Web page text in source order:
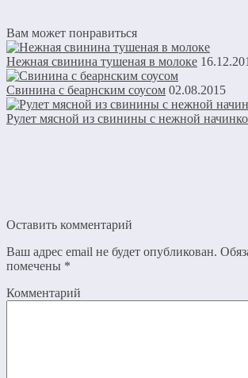
Вам может понравиться
Нежная свинина тушеная в молоке
Свинина с беарнским соусом 02.08.2015
Рулет мясной из свинины с нежной
Оставить комментарий
Ваш адрес email не будет опубликован.
помечены *
Комментарий